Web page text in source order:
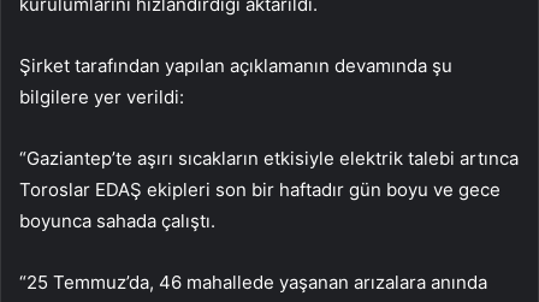
Şirket tarafından yapılan açıklamanın devamında şu
bilgilere yer verildi:
“Gaziantep’te aşırı sıcakların etkisiyle elektrik talebi artınca
Toroslar EDAŞ ekipleri son bir haftadır gün boyu ve gece
boyunca sahada çalıştı.
“25 Temmuz’da, 46 mahallede yaşanan arızalara anında